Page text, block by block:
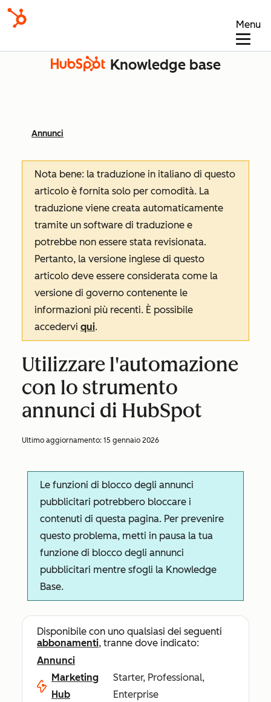
Menu
Knowledge base
Annunci
Nota bene: la traduzione in italiano di questo
articolo è fornita solo per comodità. La
traduzione viene creata automaticamente
tramite un software di traduzione e
potrebbe non essere stata revisionata.
Pertanto, la versione inglese di questo
articolo deve essere considerata come la
versione di governo contenente le
informazioni più recenti. È possibile
accedervi qui.
Utilizzare l'automazione
con lo strumento
annunci di HubSpot
Ultimo aggiornamento: 15 gennaio 2026
Le funzioni di blocco degli annunci
pubblicitari potrebbero bloccare i
contenuti di questa pagina. Per prevenire
questo problema, metti in pausa la tua
funzione di blocco degli annunci
pubblicitari mentre sfogli la Knowledge
Base.
Disponibile con uno qualsiasi dei seguenti
abbonamenti, tranne dove indicato:
Annunci
Marketing
Hub
Starter, Professional,
Enterprise